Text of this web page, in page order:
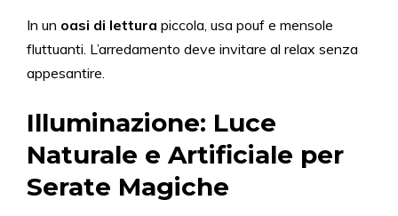
In un oasi di lettura piccola, usa pouf e mensole
fluttuanti. L’arredamento deve invitare al relax senza
appesantire.
Illuminazione: Luce
Naturale e Artificiale per
Serate Magiche